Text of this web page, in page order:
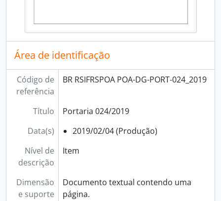
Área de identificação
Código de
referência
BR RSIFRSPOA POA-DG-PORT-024_2019
Título
Portaria 024/2019
Data(s)
2019/02/04 (Produção)
Nível de
descrição
Item
Dimensão
e suporte
Documento textual contendo uma
página.